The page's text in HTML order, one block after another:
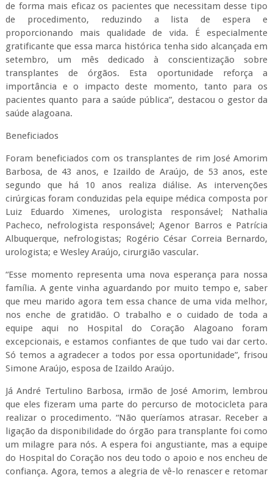
de forma mais eficaz os pacientes que necessitam desse tipo
de procedimento, reduzindo a lista de espera e
proporcionando mais qualidade de vida. É especialmente
gratificante que essa marca histórica tenha sido alcançada em
setembro, um mês dedicado à conscientização sobre
transplantes de órgãos. Esta oportunidade reforça a
importância e o impacto deste momento, tanto para os
pacientes quanto para a saúde pública”, destacou o gestor da
saúde alagoana.
Beneficiados
Foram beneficiados com os transplantes de rim José Amorim
Barbosa, de 43 anos, e Izaildo de Araújo, de 53 anos, este
segundo que há 10 anos realiza diálise. As intervenções
cirúrgicas foram conduzidas pela equipe médica composta por
Luiz Eduardo Ximenes, urologista responsável; Nathalia
Pacheco, nefrologista responsável; Agenor Barros e Patrícia
Albuquerque, nefrologistas; Rogério César Correia Bernardo,
urologista; e Wesley Araújo, cirurgião vascular.
“Esse momento representa uma nova esperança para nossa
família. A gente vinha aguardando por muito tempo e, saber
que meu marido agora tem essa chance de uma vida melhor,
nos enche de gratidão. O trabalho e o cuidado de toda a
equipe aqui no Hospital do Coração Alagoano foram
excepcionais, e estamos confiantes de que tudo vai dar certo.
Só temos a agradecer a todos por essa oportunidade”, frisou
Simone Araújo, esposa de Izaildo Araújo.
Já André Tertulino Barbosa, irmão de José Amorim, lembrou
que eles fizeram uma parte do percurso de motocicleta para
realizar o procedimento. “Não queríamos atrasar. Receber a
ligação da disponibilidade do órgão para transplante foi como
um milagre para nós. A espera foi angustiante, mas a equipe
do Hospital do Coração nos deu todo o apoio e nos encheu de
confiança. Agora, temos a alegria de vê-lo renascer e retomar